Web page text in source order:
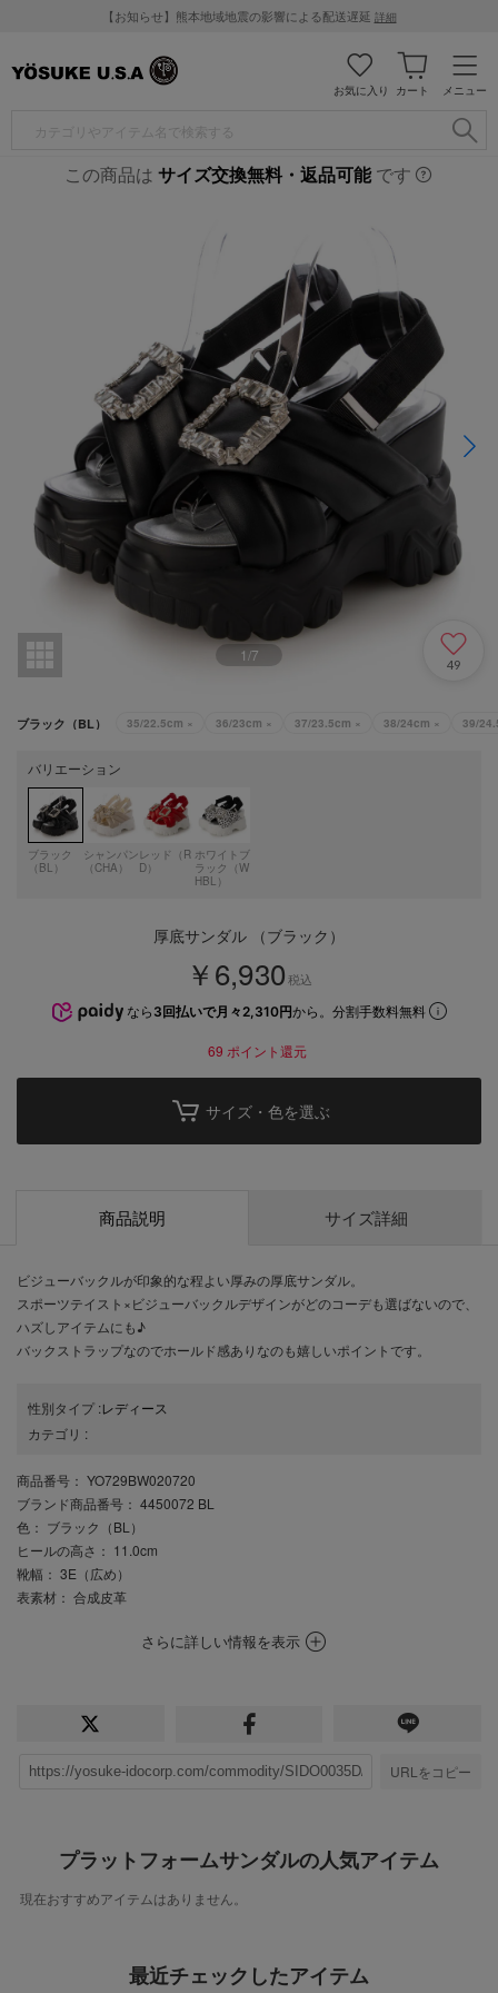
【お知らせ】熊本地域地震の影響による配送遅延 詳細
メニュー
カート
お気に入り
この商品は サイズ交換無料・返品可能です
1/7
49
ブラック（BL） 35/22.5cm × 36/23cm × 37/23.5cm × 38/24cm × 39/
バリエーション
ブラック
（BL）
シャンパン
（CHA）
レッド（R
D）
ホワイトブ
ラック（W
HBL）
厚底サンダル （ブラック）
￥6,930 税込
なら 3回払いで月々2,310円から。分割手数料無料
69 ポイント還元
サイズ・色を選ぶ
商品説明 サイズ詳細
ビジューバックルが印象的な程よい厚みの厚底サンダル。
スポーツテイスト×ビジューバックルデザインがどのコーデも選ばないので、
ハズしアイテムにも♪
バックストラップなのでホールド感ありなのも嬉しいポイントです。
性別タイプ :レディース
カテゴリ :
商品番号 ： YO729BW020720
ブランド商品番号 ： 4450072 BL
色 ： ブラック（BL）
ヒールの高さ ： 11.0cm
靴幅 ： 3E（広め）
表素材 ： 合成皮革
さらに詳しい情報を表示
URLをコピー
プラットフォームサンダルの人気アイテム
現在おすすめアイテムはありません。
最近チェックしたアイテム